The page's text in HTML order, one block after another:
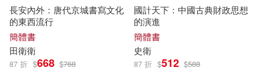
皆川亮二(26) 墨刻編輯部(25)
（瑞典）拉格洛芙(24)
環球 Blue Note(162)
長安內外：唐代京城書寫文化
的東西流行
簡體書
田衛衛
87 折 $668 $768
國計天下：中國古典財政思想
的演進
簡體書
史衛
87 折 $512 $588